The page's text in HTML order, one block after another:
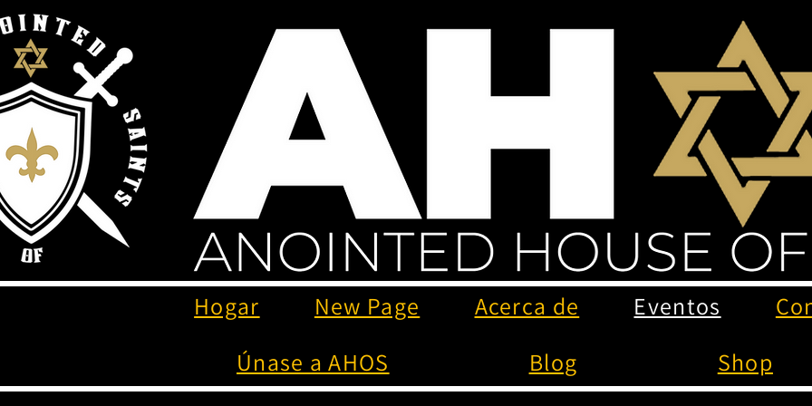
Hogar New Page Acerca de Eventos
Únase a AHOS
Blog Shop